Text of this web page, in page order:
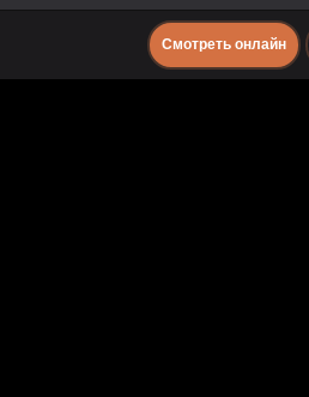
Смотреть онлайн